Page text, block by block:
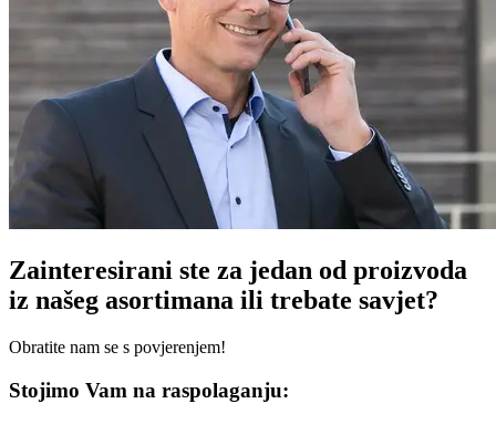
Zainteresirani ste za jedan od proizvoda
iz našeg asortimana ili trebate savjet?
Obratite nam se s povjerenjem!
Stojimo Vam na raspolaganju: